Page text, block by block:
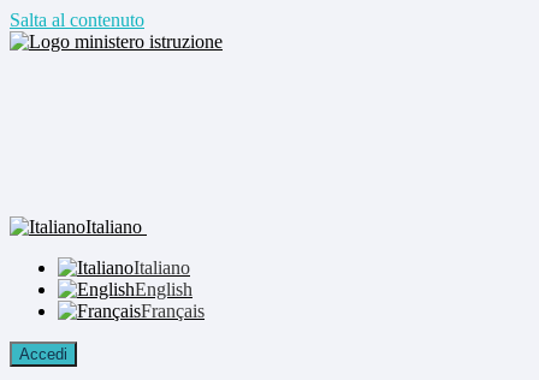
Salta al contenuto
Italiano
Italiano
English
Français
Accedi